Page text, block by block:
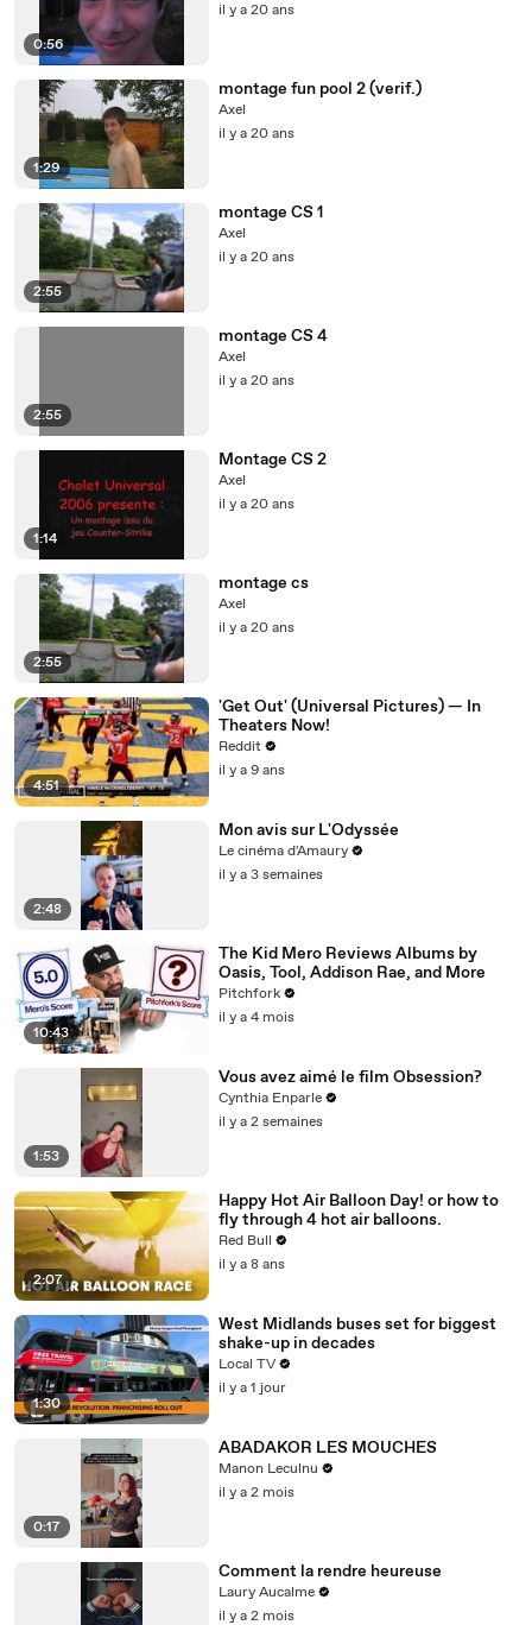
0:56
il y a 20 ans
1:29
montage fun pool 2 (verif.)
Axel
il y a 20 ans
2:55
montage CS 1
Axel
il y a 20 ans
2:55
montage CS 4
Axel
il y a 20 ans
1:14
Montage CS 2
Axel
il y a 20 ans
2:55
montage cs
Axel
il y a 20 ans
4:51
'Get Out' (Universal Pictures) — In
Theaters Now!
Reddit
il y a 9 ans
2:48
Mon avis sur L'Odyssée
Le cinéma d'Amaury
il y a 3 semaines
10:43
The Kid Mero Reviews Albums by
Oasis, Tool, Addison Rae, and More
Pitchfork
il y a 4 mois
1:53
Vous avez aimé le film Obsession?
Cynthia Enparle
il y a 2 semaines
2:07
Happy Hot Air Balloon Day! or how to
fly through 4 hot air balloons.
Red Bull
il y a 8 ans
1:30
West Midlands buses set for biggest
shake-up in decades
Local TV
il y a 1 jour
0:17
ABADAKOR LES MOUCHES
Manon Leculnu
il y a 2 mois
Comment la rendre heureuse
Laury Aucalme
il y a 2 mois